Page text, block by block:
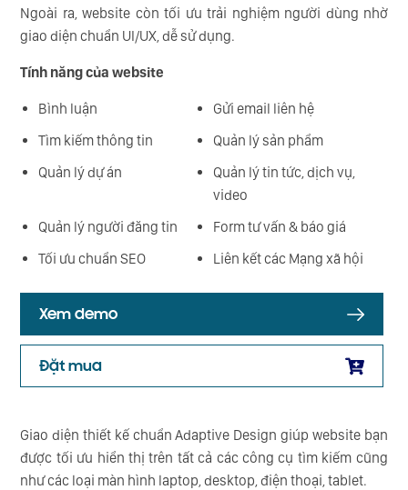
Ngoài ra, website còn tối ưu trải nghiệm người dùng nhờ
giao diện chuẩn UI/UX, dễ sử dụng.
Tính năng của website
Bình luận
Gửi email liên hệ
Tìm kiếm thông tin
Quản lý sản phẩm
Quản lý dự án
Quản lý tin tức, dịch vụ,
video
Quản lý người đăng tin
Form tư vấn & báo giá
Tối ưu chuẩn SEO
Liên kết các Mạng xã hội
Xem demo
Đặt mua
Giao diện thiết kế chuẩn Adaptive Design giúp website bạn
được tối ưu hiển thị trên tất cả các công cụ tìm kiếm cũng
như các loại màn hình laptop, desktop, điện thoại, tablet.